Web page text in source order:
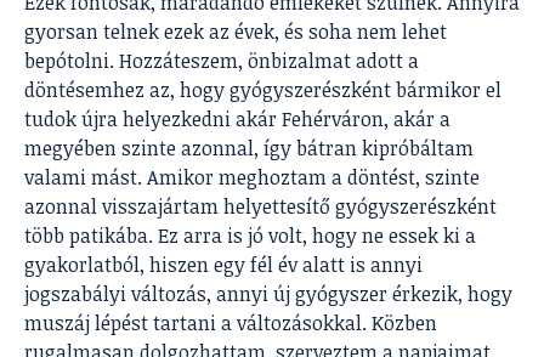
gyorsan telnek ezek az évek, és soha nem lehet
bepótolni. Hozzáteszem, önbizalmat adott a
döntésemhez az, hogy gyógyszerészként bármikor el
tudok újra helyezkedni akár Fehérváron, akár a
megyében szinte azonnal, így bátran kipróbáltam
valami mást. Amikor meghoztam a döntést, szinte
azonnal visszajártam helyettesítő gyógyszerészként
több patikába. Ez arra is jó volt, hogy ne essek ki a
gyakorlatból, hiszen egy fél év alatt is annyi
jogszabályi változás, annyi új gyógyszer érkezik, hogy
muszáj lépést tartani a változásokkal. Közben